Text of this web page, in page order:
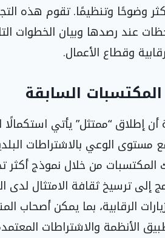
وضوحًا وتنظيمًا. تقوم هذه
عند رصدها وبيان الخطوات
وقطاع الأعمال.
السابقة
أن إطلاق “ممتثل” يأتي
مستوى الوعي بالاشتراطات
المكتسبات من خلال نموذج أكثر
إلى ترسيخ ثقافة الامتثال لدى
الرقابية، بما يمكن أصحاب
الأنظمة والاشتراطات